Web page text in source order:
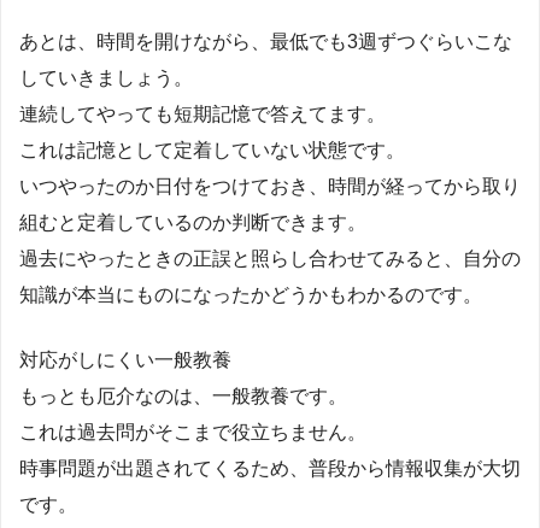
あとは、時間を開けながら、最低でも3週ずつぐらいこな
していきましょう。
連続してやっても短期記憶で答えてます。
これは記憶として定着していない状態です。
いつやったのか日付をつけておき、時間が経ってから取り
組むと定着しているのか判断できます。
過去にやったときの正誤と照らし合わせてみると、自分の
知識が本当にものになったかどうかもわかるのです。
対応がしにくい一般教養
もっとも厄介なのは、一般教養です。
これは過去問がそこまで役立ちません。
時事問題が出題されてくるため、普段から情報収集が大切
です。